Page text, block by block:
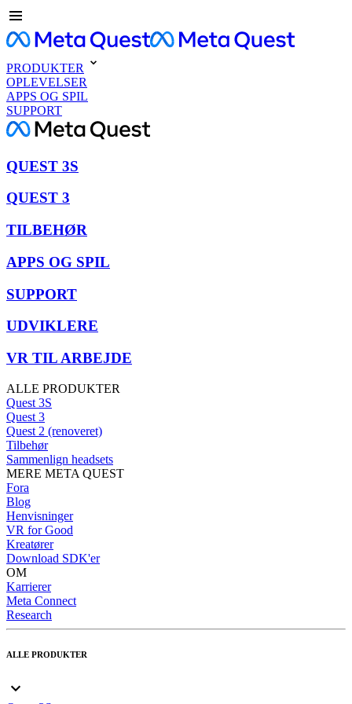
PRODUKTER
OPLEVELSER
APPS OG SPIL
SUPPORT
QUEST 3S
QUEST 3
TILBEHØR
APPS OG SPIL
SUPPORT
UDVIKLERE
VR TIL ARBEJDE
ALLE PRODUKTER
Quest 3S
Quest 3
Quest 2 (renoveret)
Tilbehør
Sammenlign headsets
MERE META QUEST
Fora
Blog
Henvisninger
VR for Good
Kreatører
Download SDK'er
OM
Karrierer
Meta Connect
Research
ALLE PRODUKTER